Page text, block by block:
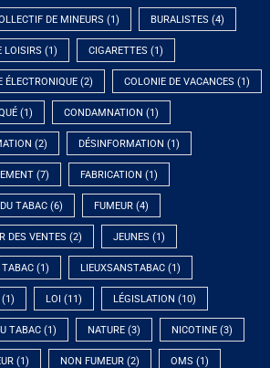
DE MINEURS (1) BURALISTES (4)
LOISIRS (1) CIGARETTES (1)
ÉLECTRONIQUE(2) COLONIE DE VACANCES (1)
(1) CONDAMNATION (1)
(2) DÉSINFORMATION (1)
(7) FABRICATION (1)
TABAC(6) FUMEUR(4)
DES VENTES (2) JEUNES (1)
TABAC(1) LIEUXSANSTABAC(1)
(1) LOI (11) LÉGISLATION (10)
TABAC(1) NATURE(3) NICOTINE(3)
(1) NON FUMEUR(2) OMS (1)